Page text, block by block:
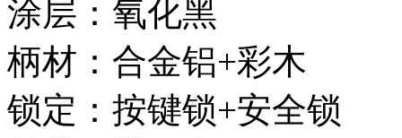
涂层：氧化黑
柄材：合金铝+彩木
锁定：按键锁+安全锁